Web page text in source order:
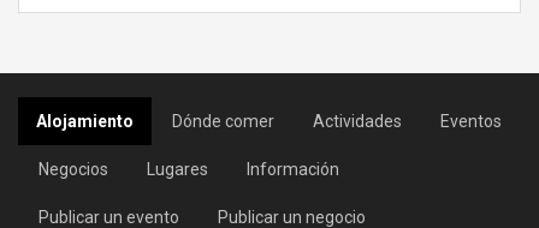
Alojamiento Dónde comer Actividades Eventos
Negocios Lugares Información
Publicar un evento Publicar un negocio